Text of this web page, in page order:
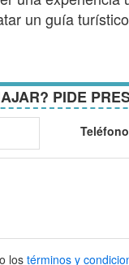
un guía
PIDE
Teléfono
lostérminos y